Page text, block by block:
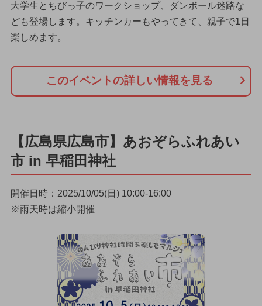
大学生とちびっ子のワークショップ、ダンボール迷路な
ども登場します。キッチンカーもやってきて、親子で1日
楽しめます。
このイベントの詳しい情報を見る
【広島県広島市】あおぞらふれあい
市 in 早稲田神社
開催日時：2025/10/05(日) 10:00-16:00
※雨天時は縮小開催